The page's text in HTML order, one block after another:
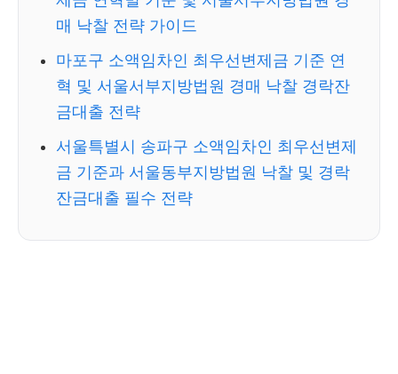
매 낙찰 전략 가이드
마포구 소액임차인 최우선변제금 기준 연
혁 및 서울서부지방법원 경매 낙찰 경락잔
금대출 전략
서울특별시 송파구 소액임차인 최우선변제
금 기준과 서울동부지방법원 낙찰 및 경락
잔금대출 필수 전략